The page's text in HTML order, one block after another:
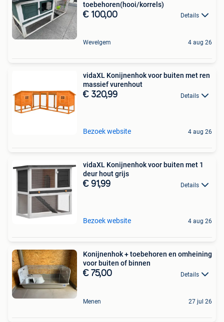
toebehoren(hooi/korrels)
€ 100,00 Details
Wevelgem 4 aug 26
vidaXL Konijnenhok voor buiten met ren
massief vurenhout
€ 320,99 Details
Bezoek website 4 aug 26
vidaXL Konijnenhok voor buiten met 1
deur hout grijs
€ 91,99 Details
Bezoek website 4 aug 26
Konijnenhok + toebehoren en omheining
voor buiten of binnen
€ 75,00 Details
Menen 27 jul 26